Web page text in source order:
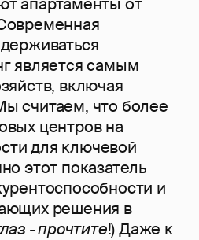
является самым
включая
считаем, что более
центров на
для ключевой
этот показатель
и
решения в
- прочтите!) Даже к